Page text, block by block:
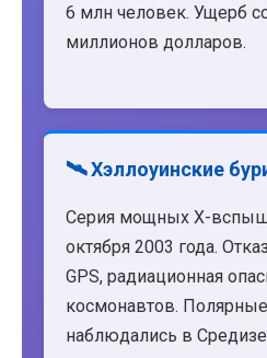
6 млн человек. Ущерб
миллионов долларов.
🛰️ Хэллоуинские
Серия мощных X-
октября 2003 года.
GPS, радиационная
космонавтов.
наблюдались в